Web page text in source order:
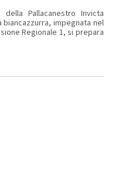
Pallacanestro Invicta
biancazzurra, impegnata nel
Regionale 1, si prepara